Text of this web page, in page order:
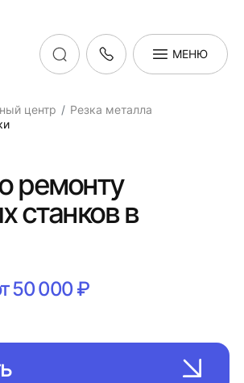
МЕНЮ
центр
Резка металла
ремонту
станков в
50 000 ₽